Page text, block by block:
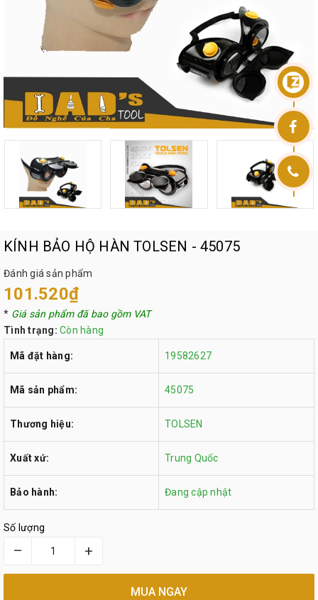
KÍNH BẢO HỘ HÀN TOLSEN - 45075
Đánh giá sản phẩm
101.520₫
* Giá sản phẩm đã bao gồm VAT
Tình trạng: Còn hàng
Mã đặt hàng: 19582627
Mã sản phẩm: 45075
Thương hiệu: TOLSEN
Xuất xứ: Trung Quốc
Bảo hành: Đang cập nhật
Số lượng
– +
MUA NGAY